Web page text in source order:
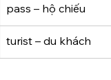
pass – hộ chiếu
turist – du khách